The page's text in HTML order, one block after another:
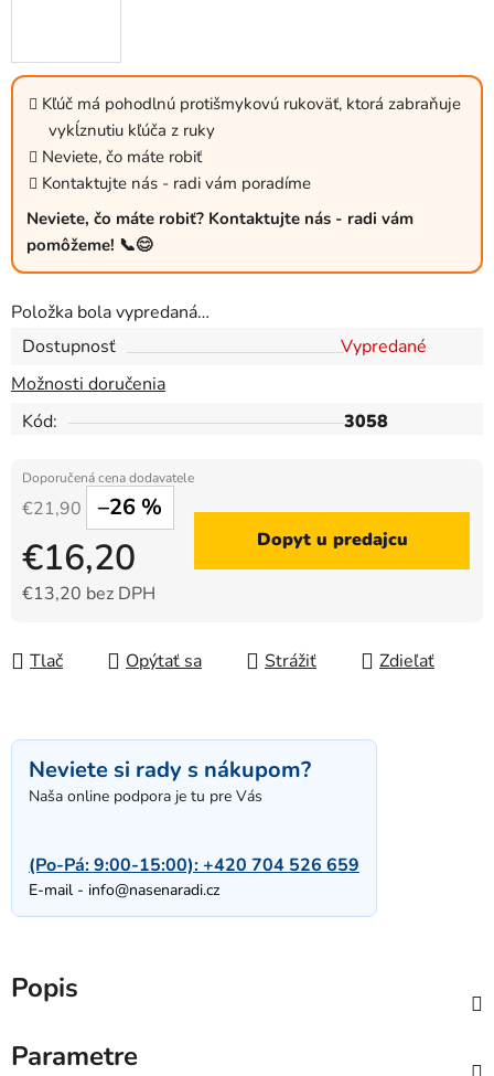
Kľúč má pohodlnú protišmykovú rukoväť, ktorá zabraňuje
vykĺznutiu kľúča z ruky
Neviete, čo máte robiť
Kontaktujte nás - radi vám poradíme
Neviete, čo máte robiť? Kontaktujte nás - radi vám
pomôžeme! 📞😊
Položka bola vypredaná…
Dostupnosť
Vypredané
Možnosti doručenia
Kód:
3058
€21,90 –26 %
€16,20
€13,20 bez DPH
Dopyt u predajcu
Tlač Opýtať sa Strážiť Zdieľať
Neviete si rady s nákupom?
Naša online podpora je tu pre Vás
(Po-Pá: 9:00-15:00):+420 704 526 659
E-mail - info@nasenaradi.cz
Popis
Parametre